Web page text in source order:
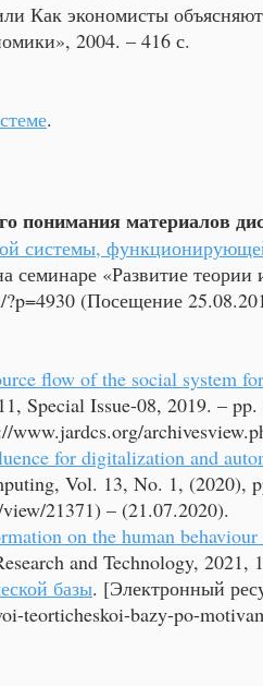
Как экономисты
2004. – 416 с.
.
понимания материалов
системы,
«Развитие
(Посещение
flow of the social system
Special Issue-08, 2019. –
www.jardcs.org/
for digitalization and
Vol. 13, No. 1, (2020),
21371) – (21.07.2020).​
on the human
and Technology, 2021,
базы. [Электронный
teorticheskoi-bazy-po-